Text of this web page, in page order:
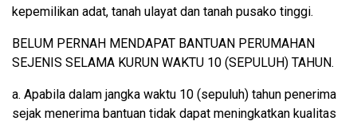
kepemilikan adat, tanah ulayat dan tanah pusako tinggi.
BELUM PERNAH MENDAPAT BANTUAN PERUMAHAN
SEJENIS SELAMA KURUN WAKTU 10 (SEPULUH) TAHUN.
a. Apabila dalam jangka waktu 10 (sepuluh) tahun penerima
sejak menerima bantuan tidak dapat meningkatkan kualitas